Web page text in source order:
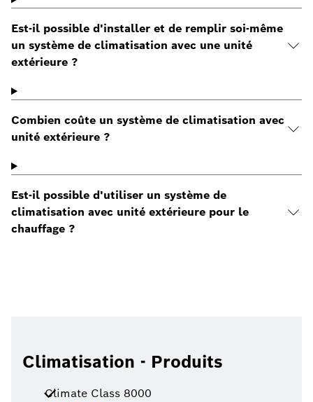
Est-il possible d'installer et de remplir soi-même
un système de climatisation avec une unité
extérieure ?
Combien coûte un système de climatisation avec
unité extérieure ?
Est-il possible d'utiliser un système de
climatisation avec unité extérieure pour le
chauffage ?
Climatisation - Produits
Climate Class 8000